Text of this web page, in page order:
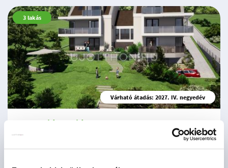
3 lakás
Várható átadás: 2027. IV. negyedév
ForestSide Residence